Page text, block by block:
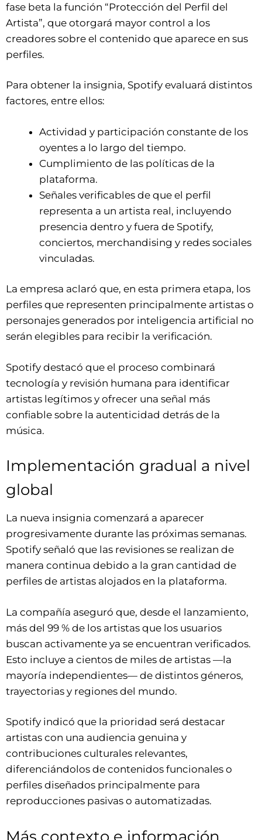
fase beta la función “Protección del Perfil del
Artista”, que otorgará mayor control a los
creadores sobre el contenido que aparece en sus
perfiles.
Para obtener la insignia, Spotify evaluará distintos
factores, entre ellos:
Actividad y participación constante de los
oyentes a lo largo del tiempo.
Cumplimiento de las políticas de la
plataforma.
Señales verificables de que el perfil
representa a un artista real, incluyendo
presencia dentro y fuera de Spotify,
conciertos, merchandising y redes sociales
vinculadas.
La empresa aclaró que, en esta primera etapa, los
perfiles que representen principalmente artistas o
personajes generados por inteligencia artificial no
serán elegibles para recibir la verificación.
Spotify destacó que el proceso combinará
tecnología y revisión humana para identificar
artistas legítimos y ofrecer una señal más
confiable sobre la autenticidad detrás de la
música.
Implementación gradual a nivel
global
La nueva insignia comenzará a aparecer
progresivamente durante las próximas semanas.
Spotify señaló que las revisiones se realizan de
manera continua debido a la gran cantidad de
perfiles de artistas alojados en la plataforma.
La compañía aseguró que, desde el lanzamiento,
más del 99 % de los artistas que los usuarios
buscan activamente ya se encuentran verificados.
Esto incluye a cientos de miles de artistas —la
mayoría independientes— de distintos géneros,
trayectorias y regiones del mundo.
Spotify indicó que la prioridad será destacar
artistas con una audiencia genuina y
contribuciones culturales relevantes,
diferenciándolos de contenidos funcionales o
perfiles diseñados principalmente para
reproducciones pasivas o automatizadas.
Más contexto e información